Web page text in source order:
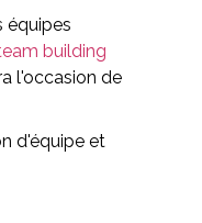
équipes
building
l'occasion de
d'équipe et